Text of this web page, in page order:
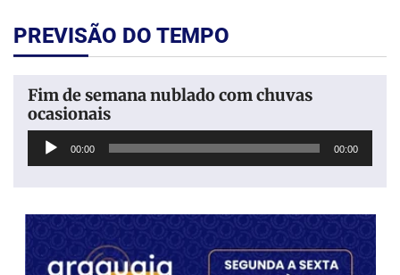
PREVISÃO DO TEMPO
Fim de semana nublado com chuvas
ocasionais
Tocador
00:00 00:00